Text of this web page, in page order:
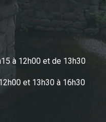
à 12h00 et de 13h30
et 13h30 à 16h30